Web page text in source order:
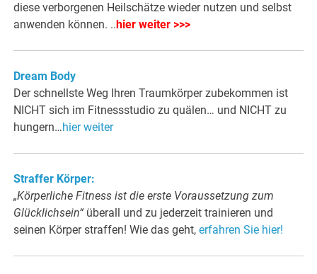
diese verborgenen Heilschätze wieder nutzen und selbst
anwenden können. .. hier weiter >>>
Dream Body
Der schnellste Weg Ihren Traumkörper zubekommen ist
NICHT sich im Fitnessstudio zu quälen… und NICHT zu
hungern…hier weiter
Straffer Körper:
„Körperliche Fitness ist die erste Voraussetzung zum
Glücklichsein“überall und zu jederzeit trainieren und
seinen Körper straffen! Wie das geht,erfahren Sie hier!